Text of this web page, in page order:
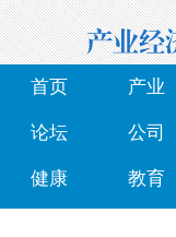
首页 产业
论坛 公司
健康 教育